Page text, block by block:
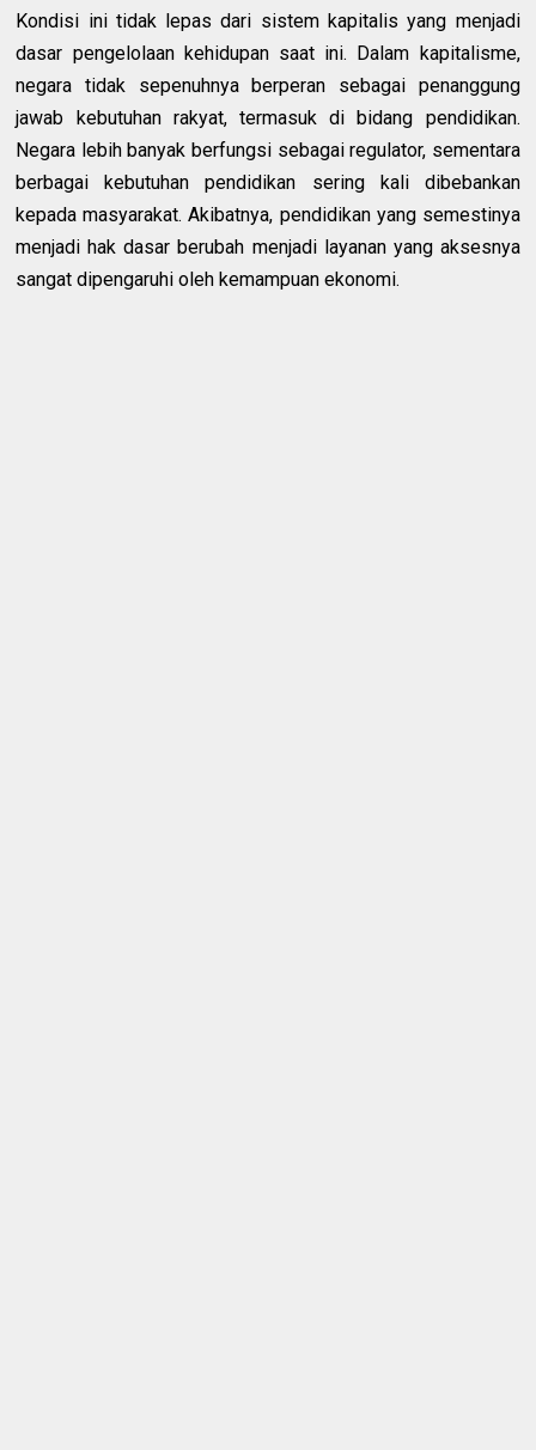
Kondisi ini tidak lepas dari sistem kapitalis yang menjadi
dasar pengelolaan kehidupan saat ini. Dalam kapitalisme,
negara tidak sepenuhnya berperan sebagai penanggung
jawab kebutuhan rakyat, termasuk di bidang pendidikan.
Negara lebih banyak berfungsi sebagai regulator, sementara
berbagai kebutuhan pendidikan sering kali dibebankan
kepada masyarakat. Akibatnya, pendidikan yang semestinya
menjadi hak dasar berubah menjadi layanan yang aksesnya
sangat dipengaruhi oleh kemampuan ekonomi.